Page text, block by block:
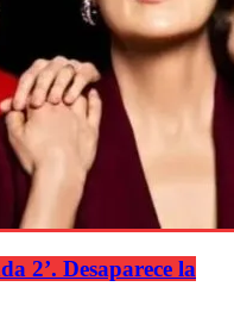
2’. Desaparece la